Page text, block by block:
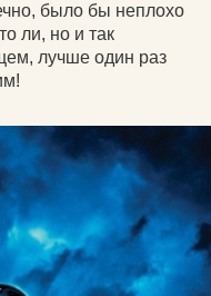
было бы неплохо
ли, но и так
лучше один раз